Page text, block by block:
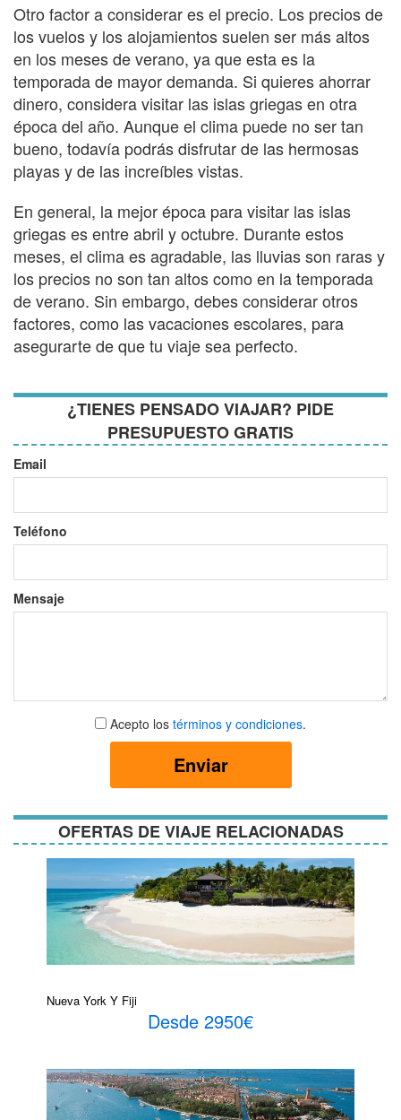
Otro factor a considerar es el precio. Los precios de
los vuelos y los alojamientos suelen ser más altos
en los meses de verano, ya que esta es la
temporada de mayor demanda. Si quieres ahorrar
dinero, considera visitar las islas griegas en otra
época del año. Aunque el clima puede no ser tan
bueno, todavía podrás disfrutar de las hermosas
playas y de las increíbles vistas.
En general, la mejor época para visitar las islas
griegas es entre abril y octubre. Durante estos
meses, el clima es agradable, las lluvias son raras y
los precios no son tan altos como en la temporada
de verano. Sin embargo, debes considerar otros
factores, como las vacaciones escolares, para
asegurarte de que tu viaje sea perfecto.
¿TIENES PENSADO VIAJAR? PIDE
PRESUPUESTO GRATIS
Email
Teléfono
Mensaje
Aceptar
términos
Acepto los términos y condiciones.
Enviar
OFERTAS DE VIAJE RELACIONADAS
Nueva York Y Fiji
Desde 2950€